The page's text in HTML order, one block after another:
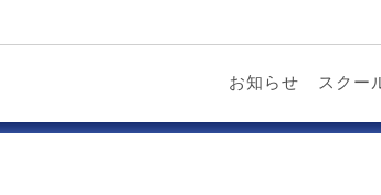
お知らせ スクー